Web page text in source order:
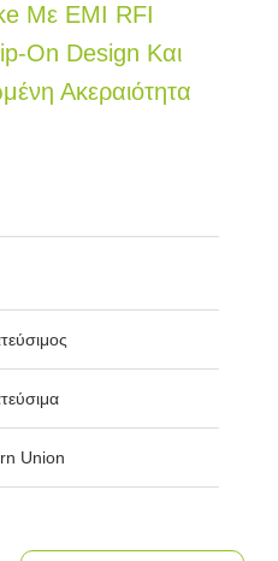
Με EMI RFI
On Design Και
Ακεραιότητα
Union